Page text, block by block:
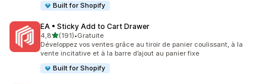
Built for Shopify
EA • Sticky Add to Cart Drawer
4,8étoile(s) sur 5
(191)
191 avis au total
•Gratuite
Développez vos ventes grâce au tiroir de panier coulissant, à la
vente incitative et à la barre d’ajout au panier fixe
Built for Shopify